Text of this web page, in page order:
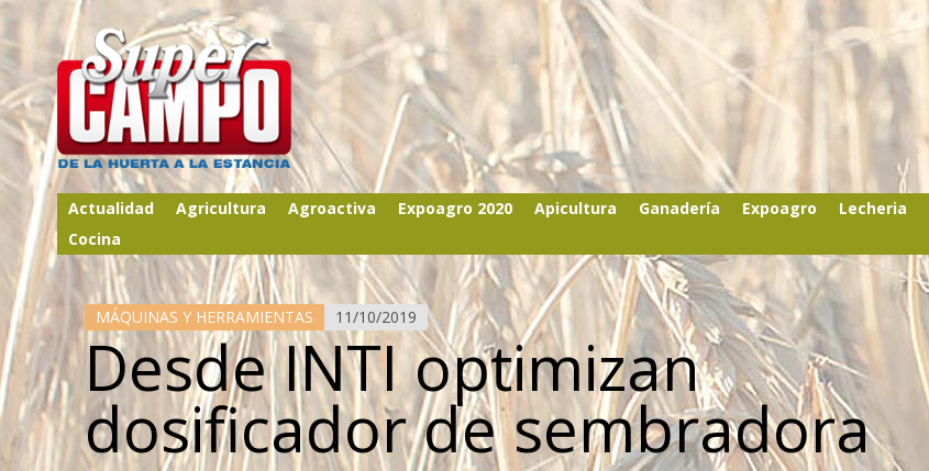
Actualidad Agricultura Agroactiva Expoagro 2020 Apicultura Ganadería Expoagro Lecheria
Cocina
MÁQUINAS Y HERRAMIENTAS 11/10/2019
Desde INTI optimizan
dosificador de sembradora